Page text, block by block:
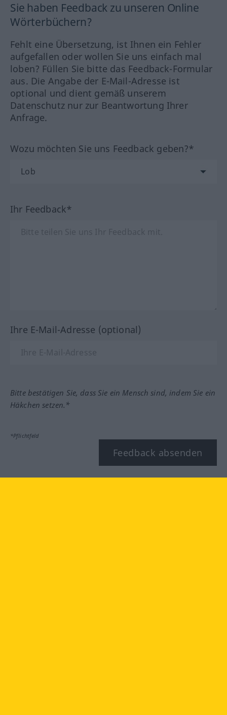
Sie haben Feedback zu unseren Online
Wörterbüchern?
Fehlt eine Übersetzung, ist Ihnen ein Fehler
aufgefallen oder wollen Sie uns einfach mal
loben? Füllen Sie bitte das Feedback-Formular
aus. Die Angabe der E-Mail-Adresse ist
optional und dient gemäß unserem
Datenschutz nur zur Beantwortung Ihrer
Anfrage.
Wozu möchten Sie uns Feedback geben?*
Ihr Feedback*
Ihre E-Mail-Adresse (optional)
Bitte bestätigen Sie, dass Sie ein Mensch sind, indem Sie ein
Häkchen setzen.*
*Pflichtfeld
Feedback absenden